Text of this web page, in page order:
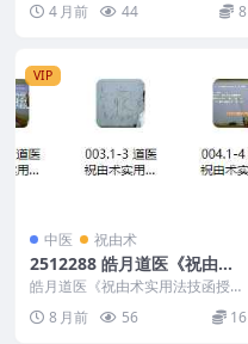
4 月前
44 8
VIP
中医 祝由术
2512288 皓月道医《祝由术
实用法技函授》5集
皓月道医《祝由术实用法技函授》
5集 2512288 001.1-1 道医祝由术
实...8 月前 56 16